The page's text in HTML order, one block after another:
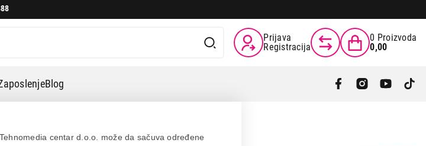
Tehnomedia centar d.o.o. može da sačuva određene
Prijava
Registracija
0 Proizvoda
0,00
Blog